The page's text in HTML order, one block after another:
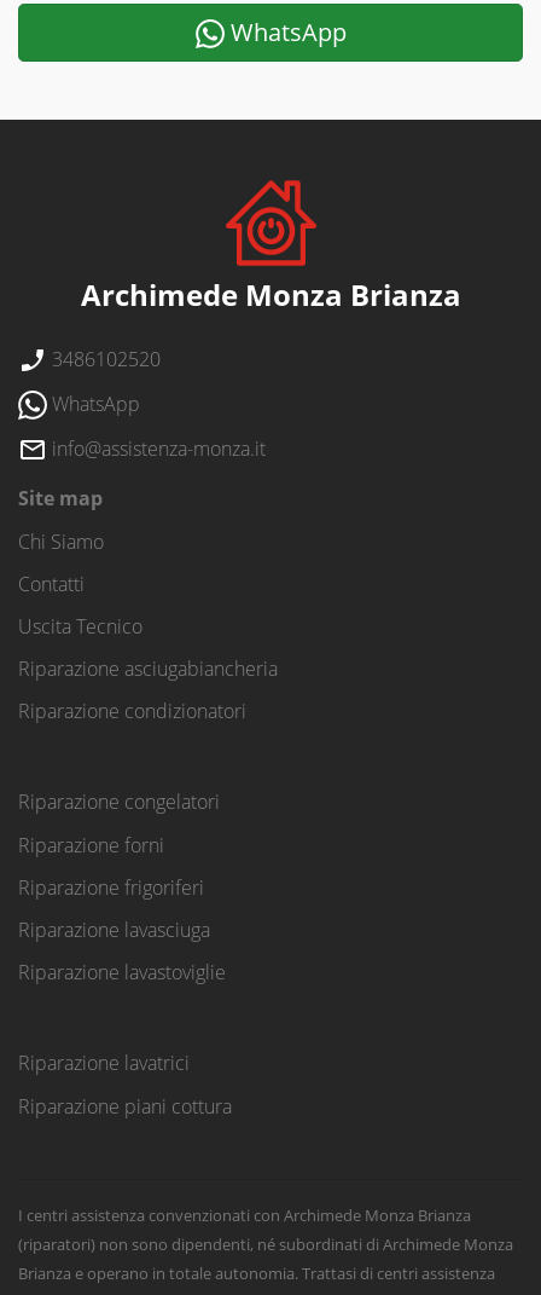
WhatsApp
Archimede Monza Brianza
3486102520
WhatsApp
info@assistenza-monza.it
Site map
Chi Siamo
Contatti
Uscita Tecnico
Riparazione asciugabiancheria
Riparazione condizionatori
Riparazione congelatori
Riparazione forni
Riparazione frigoriferi
Riparazione lavasciuga
Riparazione lavastoviglie
Riparazione lavatrici
Riparazione piani cottura
I centri assistenza convenzionati con Archimede Monza Brianza
(riparatori) non sono dipendenti, né subordinati di Archimede Monza
Brianza e operano in totale autonomia. Trattasi di centri assistenza